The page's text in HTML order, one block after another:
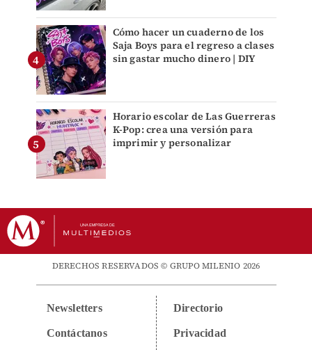
Cómo hacer un cuaderno de los
Saja Boys para el regreso a clases
sin gastar mucho dinero | DIY
Horario escolar de Las Guerreras
K-Pop: crea una versión para
imprimir y personalizar
DERECHOS RESERVADOS © GRUPO MILENIO 2026
Newsletters
Contáctanos
Directorio
Privacidad